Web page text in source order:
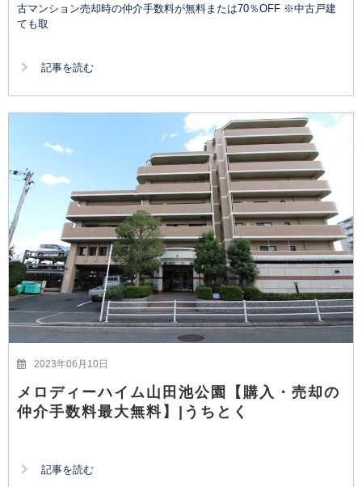
古マンション売却時の仲介手数料が無料または70％OFF ※中古戸建
ても取
記事を読む
2023年06月10日
メロディーハイム山田池公園【購入・売却の
仲介手数料最大無料】|うちとく
記事を読む